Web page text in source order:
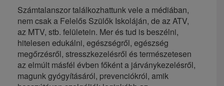
Számtalanszor találkozhattunk vele a médiában,
nem csak a Felelős Szülők Iskoláján, de az ATV,
az MTV, stb. felületein. Mer és tud is beszélni,
hitelesen edukálni, egészségről, egészség
megőrzésről, stresszkezelésről és természetesen
az elmúlt másfél évben főként a járványkezelésről,
magunk gyógyításáról, prevenciókról, amik